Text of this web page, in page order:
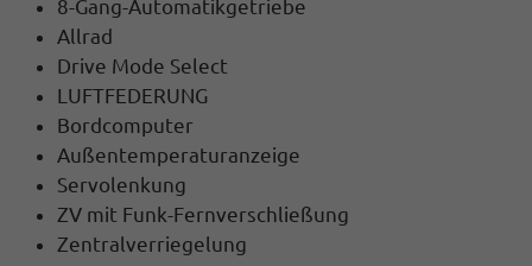
8-Gang-Automatikgetriebe
Allrad
Drive Mode Select
LUFTFEDERUNG
Bordcomputer
Außentemperaturanzeige
Servolenkung
ZV mit Funk-Fernverschließung
Zentralverriegelung